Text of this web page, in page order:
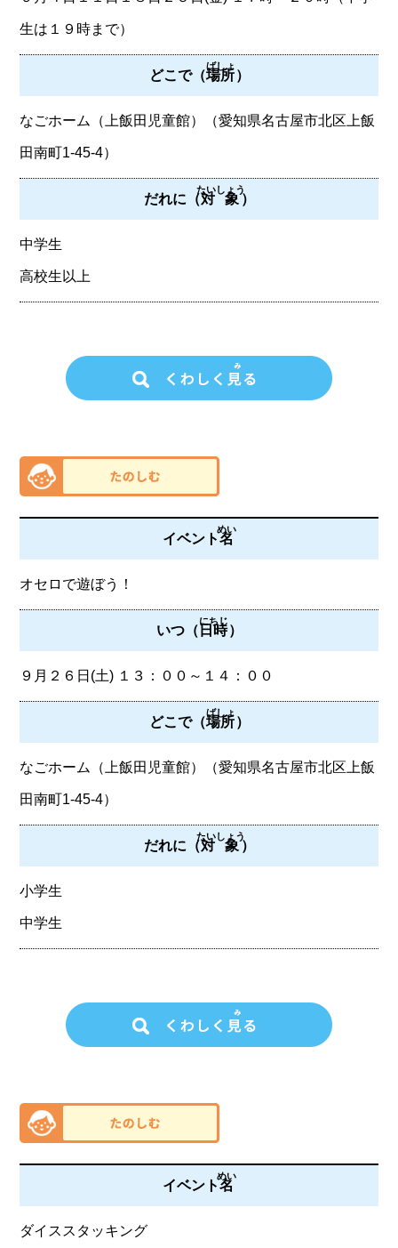
生は１９時まで）
どこで（場所
ばしょ
）
なごホーム（上飯田児童館）（愛知県名古屋市北区上飯
田南町1-45-4）
だれに（対象
たいしょう
）
中学生
高校生以上
イベント名
めい
オセロで遊ぼう！
いつ（日時
にちじ
）
９月２６日(土) １３：００～１４：００
どこで（場所
ばしょ
）
なごホーム（上飯田児童館）（愛知県名古屋市北区上飯
田南町1-45-4）
だれに（対象
たいしょう
）
小学生
中学生
イベント名
めい
ダイススタッキング